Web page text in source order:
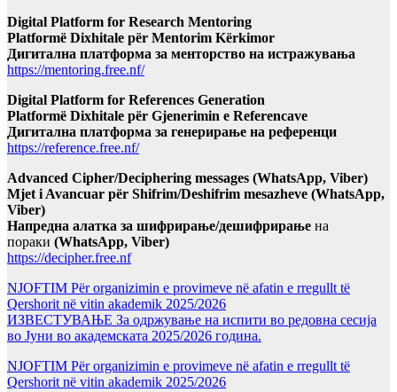
Digital Platform for Research Mentoring
Platformë Dixhitale për Mentorim Kërkimor
Дигитална платформа за менторство на истражувања
https://mentoring.free.nf/
Digital Platform for References Generation
Platformë Dixhitale për Gjenerimin e Referencave
Дигитална платформа за генерирање на референци
https://reference.free.nf/
Advanced Cipher/Deciphering messages (WhatsApp, Viber)
Mjet i Avancuar për Shifrim/Deshifrim mesazheve (WhatsApp,
Viber)
Напредна алатка за шифрирање/дешифрирање на
пораки (WhatsApp, Viber)
https://decipher.free.nf
NJOFTIM Për organizimin e provimeve në afatin e rregullt të
Qershorit në vitin akademik 2025/2026
ИЗВЕСТУВАЊЕ За одржување на испити во редовна сесија
во Јуни во академската 2025/2026 година.
NJOFTIM Për organizimin e provimeve në afatin e rregullt të
Qershorit në vitin akademik 2025/2026